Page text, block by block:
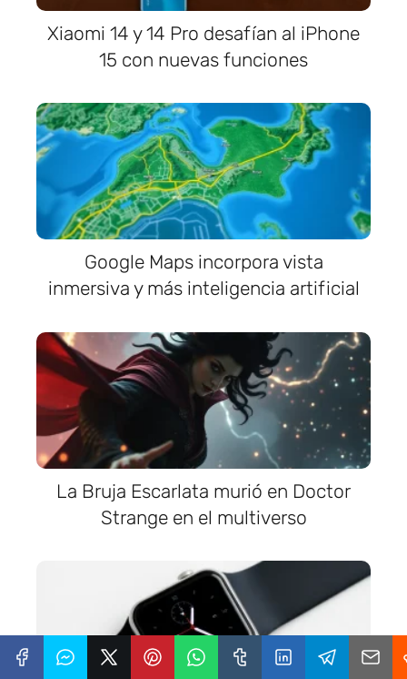
Xiaomi 14 y 14 Pro desafían al iPhone
15 con nuevas funciones
Google Maps incorpora vista
inmersiva y más inteligencia artificial
La Bruja Escarlata murió en Doctor
Strange en el multiverso